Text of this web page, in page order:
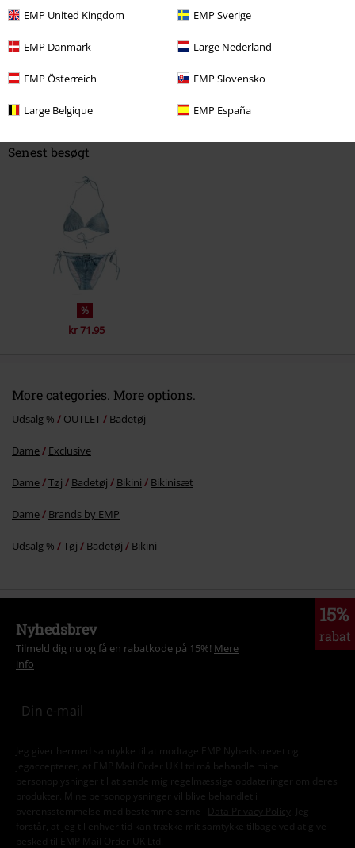
EMP United Kingdom EMP Sverige
EMP Danmark Large Nederland
EMP Österreich EMP Slovensko
Large Belgique EMP España
Senest besøgt
%
kr 71.95
More categories. More options.
Udsalg % OUTLET Badetøj
Dame Exclusive
Dame Tøj Badetøj Bikini Bikinisæt
Dame Brands by EMP
Udsalg % Tøj Badetøj Bikini
15%
rabat
Nyhedsbrev
Tilmeld dig nu og få en rabatkode på 15%! Mere
info
Jeg giver hermed samtykke til at modtage EMP Nyhedsbrevet og
jegaccepterer, at EMP Mail Order UK Ltd må behandle mine
personoplysninger til at sende mig regelmæssige opdateringer om deres
produkter. Mine personoplysninger vil blive behandlet i
overensstemmelse med bestemmelserne i
Data Privacy Policy
. Jeg
forstår, at jeg til enhver tid kan trække mit samtykke tilbage ved at give
besked til EMP Mail Order UK Ltd.